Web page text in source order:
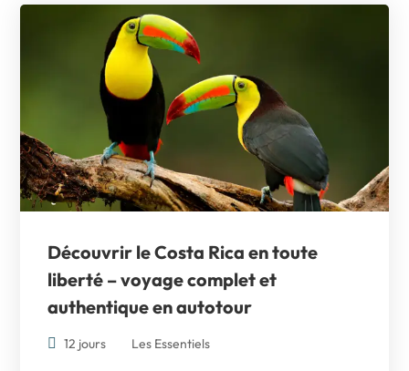
Découvrir le Costa Rica en toute
liberté – voyage complet et
authentique en autotour
12 jours Les Essentiels